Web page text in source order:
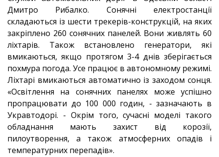
Дмитро Рибалко. Сонячні електростанції
складаються із шести трекерів-конструкцій, на яких
закріплено 260 сонячних панелей. Вони живлять 60
ліхтарів. Також встановлено генератори, які
вмикаються, якщо протягом 3-4 днів зберігається
похмура погода. Усе працює в автономному режимі.
Ліхтарі вмикаються автоматично із заходом сонця.
«Освітлення на сонячних панелях може успішно
пропрацювати до 100 000 годин, - зазначають в
Укравтодорі. - Окрім того, сучасні моделі такого
обладнання мають захист від корозії,
пилоутворення, а також атмосферних опадів і
температурних перепадів».